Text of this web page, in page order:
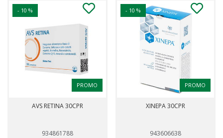
- 10 %
PROMO
AVS RETINA 30CPR
934861788
- 10 %
PROMO
XINEPA 30CPR
943606638